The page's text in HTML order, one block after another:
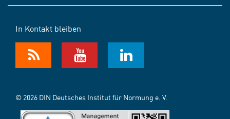
In Kontakt bleiben
© 2026 DIN Deutsches Institut für Normung e. V.